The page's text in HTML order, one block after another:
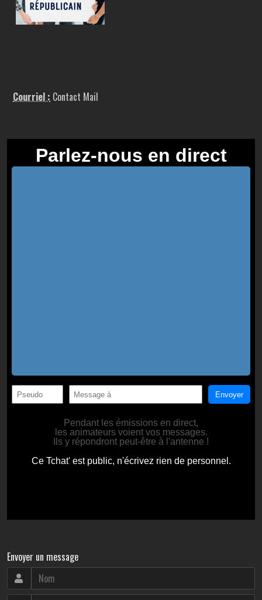
Courriel : Contact Mail
Envoyer un message